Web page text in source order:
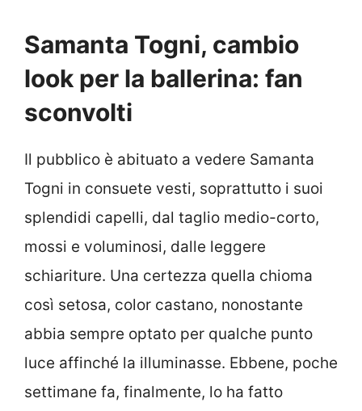
Samanta Togni, cambio
look per la ballerina: fan
sconvolti
Il pubblico è abituato a vedere Samanta
Togni in consuete vesti, soprattutto i suoi
splendidi capelli, dal taglio medio-corto,
mossi e voluminosi, dalle leggere
schiariture. Una certezza quella chioma
così setosa, color castano, nonostante
abbia sempre optato per qualche punto
luce affinché la illuminasse. Ebbene, poche
settimane fa, finalmente, lo ha fatto